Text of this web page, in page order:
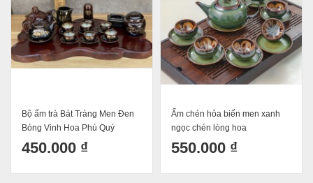
Bộ ấm trà Bát Tràng Men Đen
Bóng Vinh Hoa Phú Quý
450.000 ₫
Ấm chén hỏa biến men xanh
ngọc chén lòng hoa
550.000 ₫